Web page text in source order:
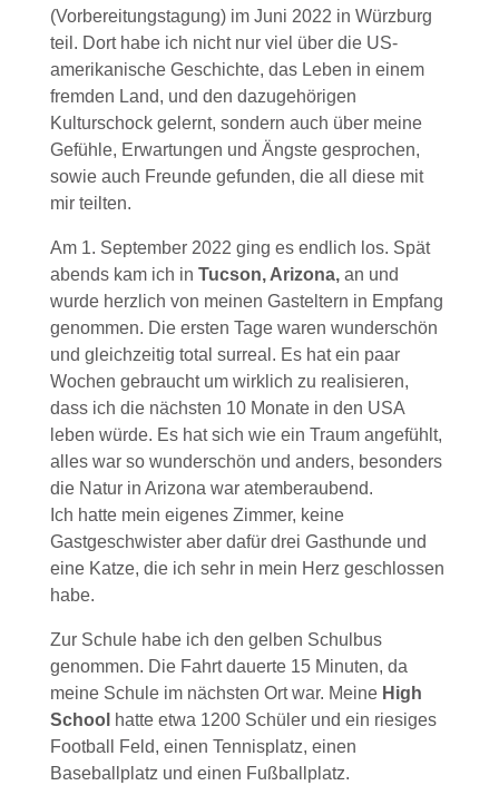
(Vorbereitungstagung) im Juni 2022 in Würzburg
teil. Dort habe ich nicht nur viel über die US-
amerikanische Geschichte, das Leben in einem
fremden Land, und den dazugehörigen
Kulturschock gelernt, sondern auch über meine
Gefühle, Erwartungen und Ängste gesprochen,
sowie auch Freunde gefunden, die all diese mit
mir teilten.
Am 1. September 2022 ging es endlich los. Spät
abends kam ich in Tucson, Arizona,an und
wurde herzlich von meinen Gasteltern in Empfang
genommen. Die ersten Tage waren wunderschön
und gleichzeitig total surreal. Es hat ein paar
Wochen gebraucht um wirklich zu realisieren,
dass ich die nächsten 10 Monate in den USA
leben würde. Es hat sich wie ein Traum angefühlt,
alles war so wunderschön und anders, besonders
die Natur in Arizona war atemberaubend.
Ich hatte mein eigenes Zimmer, keine
Gastgeschwister aber dafür drei Gasthunde und
eine Katze, die ich sehr in mein Herz geschlossen
habe.
Zur Schule habe ich den gelben Schulbus
genommen. Die Fahrt dauerte 15 Minuten, da
meine Schule im nächsten Ort war. Meine High
School
hatte etwa 1200 Schüler und ein riesiges
Football Feld, einen Tennisplatz, einen
Baseballplatz und einen Fußballplatz.